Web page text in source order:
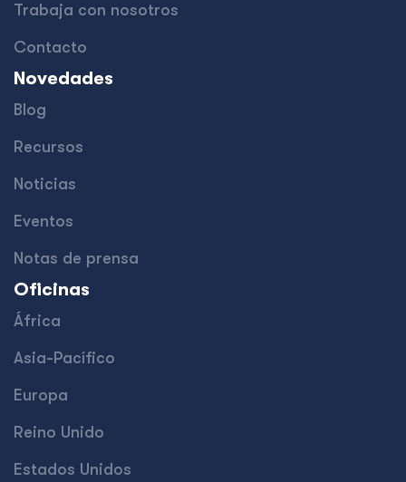
Trabaja con nosotros
Contacto
Novedades
Blog
Recursos
Noticias
Eventos
Notas de prensa
Oficinas
África
Asia-Pacífico
Europa
Reino Unido
Estados Unidos